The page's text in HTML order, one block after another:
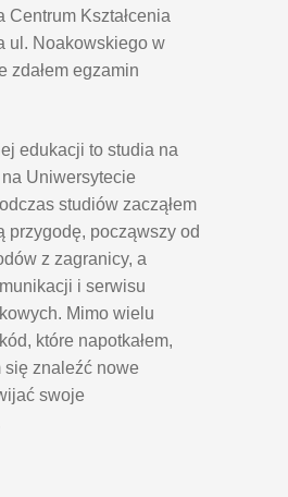
Centrum Kształcenia
ul. Noakowskiego w
zdałem egzamin
edukacji to studia na
Uniwersytecie
studiów zacząłem
przygodę, począwszy od
z zagranicy, a
i serwisu
Mimo wielu
które napotkałem,
się znaleźć nowe
swoje